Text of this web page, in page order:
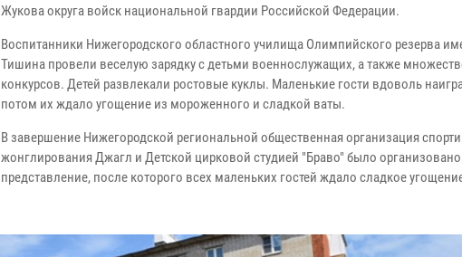
Жукова округа войск национальной гвардии Российской Федерации.
Воспитанники Нижегородского областного училища Олимпийского резерва
Тишина провели веселую зарядку с детьми военнослужащих, а также
конкурсов. Детей развлекали ростовые куклы. Маленькие гости вдоволь
потом их ждало угощение из мороженного и сладкой ваты.
В завершение Нижегородской региональной общественная организация
жонглирования Джагл и Детской цирковой студией "Браво" было организовано
представление, после которого всех маленьких гостей ждало сладкое